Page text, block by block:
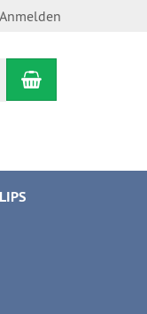
Anmelden
Warenkorb